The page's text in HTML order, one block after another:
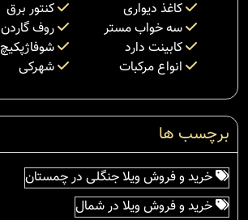
کاغذ دیواری
کنتور برق
سه خواب مستر
روف گاردن
کابینت دارد
شوفاژپکیچ
انواع مرکبات
شهرکی
برچسب ها
خرید و فروش ویلا جنگلی در چمستان
خرید و فروش ویلا در شمال